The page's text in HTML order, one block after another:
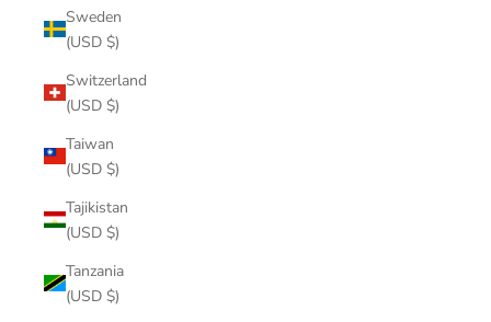
Sweden
(USD $)
Switzerland
(USD $)
Taiwan
(USD $)
Tajikistan
(USD $)
Tanzania
(USD $)